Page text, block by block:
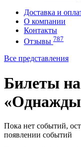
Доставка и
О компании
Контакты
Отзывы 787
Все представления
Билеты
Пока нет событий,
появлении событий